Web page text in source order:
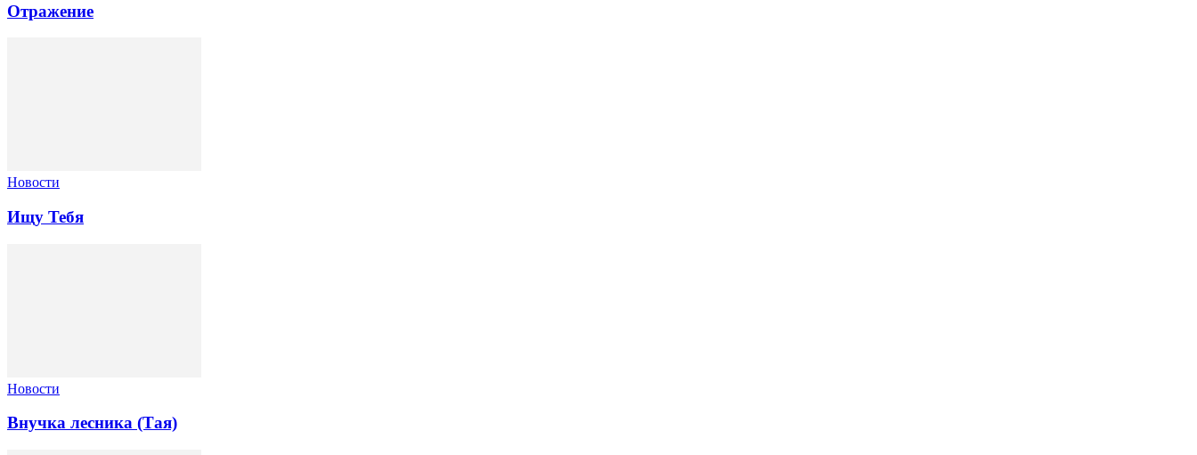
Отражение
Новости
Ищу Тебя
Новости
Внучка лесника (Тая)